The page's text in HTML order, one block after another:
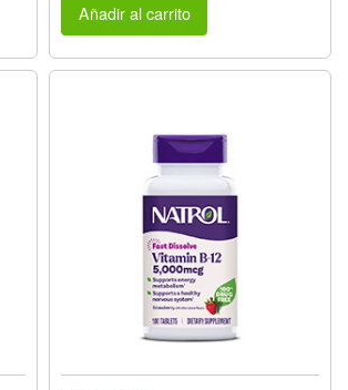
Añadir al carrito